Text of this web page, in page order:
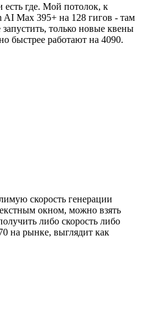
есть где. Мой потолок, к
Max 395+ на 128 гигов - там
только новые квены
быстрее работают на 4090.
скорость генерации
окном, можно взять
либо скорость либо
на рынке, выглядит как